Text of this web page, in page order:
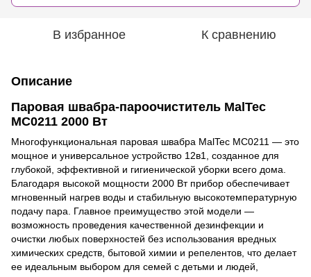
В избранное К сравнению
Описание
Паровая швабра-пароочиститель MalTec
MC0211 2000 Вт
Многофункциональная паровая швабра MalTec MC0211 — это
мощное и универсальное устройство 12в1, созданное для
глубокой, эффективной и гигиенической уборки всего дома.
Благодаря высокой мощности 2000 Вт прибор обеспечивает
мгновенный нагрев воды и стабильную высокотемпературную
подачу пара. Главное преимущество этой модели —
возможность проведения качественной дезинфекции и
очистки любых поверхностей без использования вредных
химических средств, бытовой химии и репелентов, что делает
ее идеальным выбором для семей с детьми и людей,